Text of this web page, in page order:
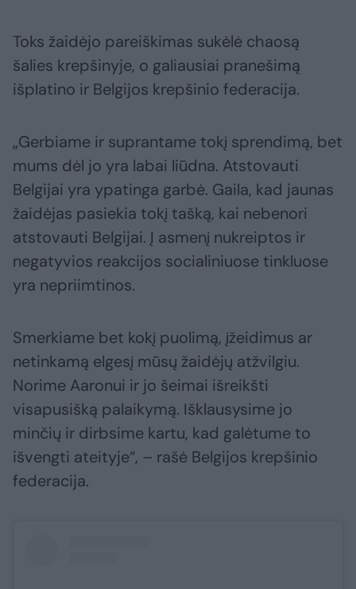
Toks žaidėjo pareiškimas sukėlė chaosą
šalies krepšinyje, o galiausiai pranešimą
išplatino ir Belgijos krepšinio federacija.
„Gerbiame ir suprantame tokį sprendimą, bet
mums dėl jo yra labai liūdna. Atstovauti
Belgijai yra ypatinga garbė. Gaila, kad jaunas
žaidėjas pasiekia tokį tašką, kai nebenori
atstovauti Belgijai. Į asmenį nukreiptos ir
negatyvios reakcijos socialiniuose tinkluose
yra nepriimtinos.
Smerkiame bet kokį puolimą, įžeidimus ar
netinkamą elgesį mūsų žaidėjų atžvilgiu.
Norime Aaronui ir jo šeimai išreikšti
visapusišką palaikymą. Išklausysime jo
minčių ir dirbsime kartu, kad galėtume to
išvengti ateityje“, – rašė Belgijos krepšinio
federacija.